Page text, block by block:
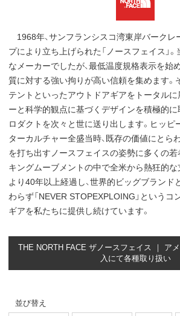
1968年、サンフランシスコ湾東岸バークレ
プにより立ち上げられた「ノースフェイス」
なメーカーでしたが、最低温度規格表示を始
質に対する強い拘りが高い信頼を集めます。
テントといったアウトドアギアをトータルに
ーと科学的観点に基づくデザインを積極的に
ロダクトを次々と世に送り出します。ヒッピ
ターカルチャー全盛当時、既存の価値にとら
を打ち出すノースフェイスの姿勢に多くの若
キングムーブメントの中で全米から熱狂的な
より40年以上経過し、世界的ビッグブランド
わらず「NEVER STOPEXPLOING」というコ
ギアを私たちに提供し続けています。
THE NORTH FACE ザノースフェイス ｜ ア
入にて各種取り扱い
並び替え